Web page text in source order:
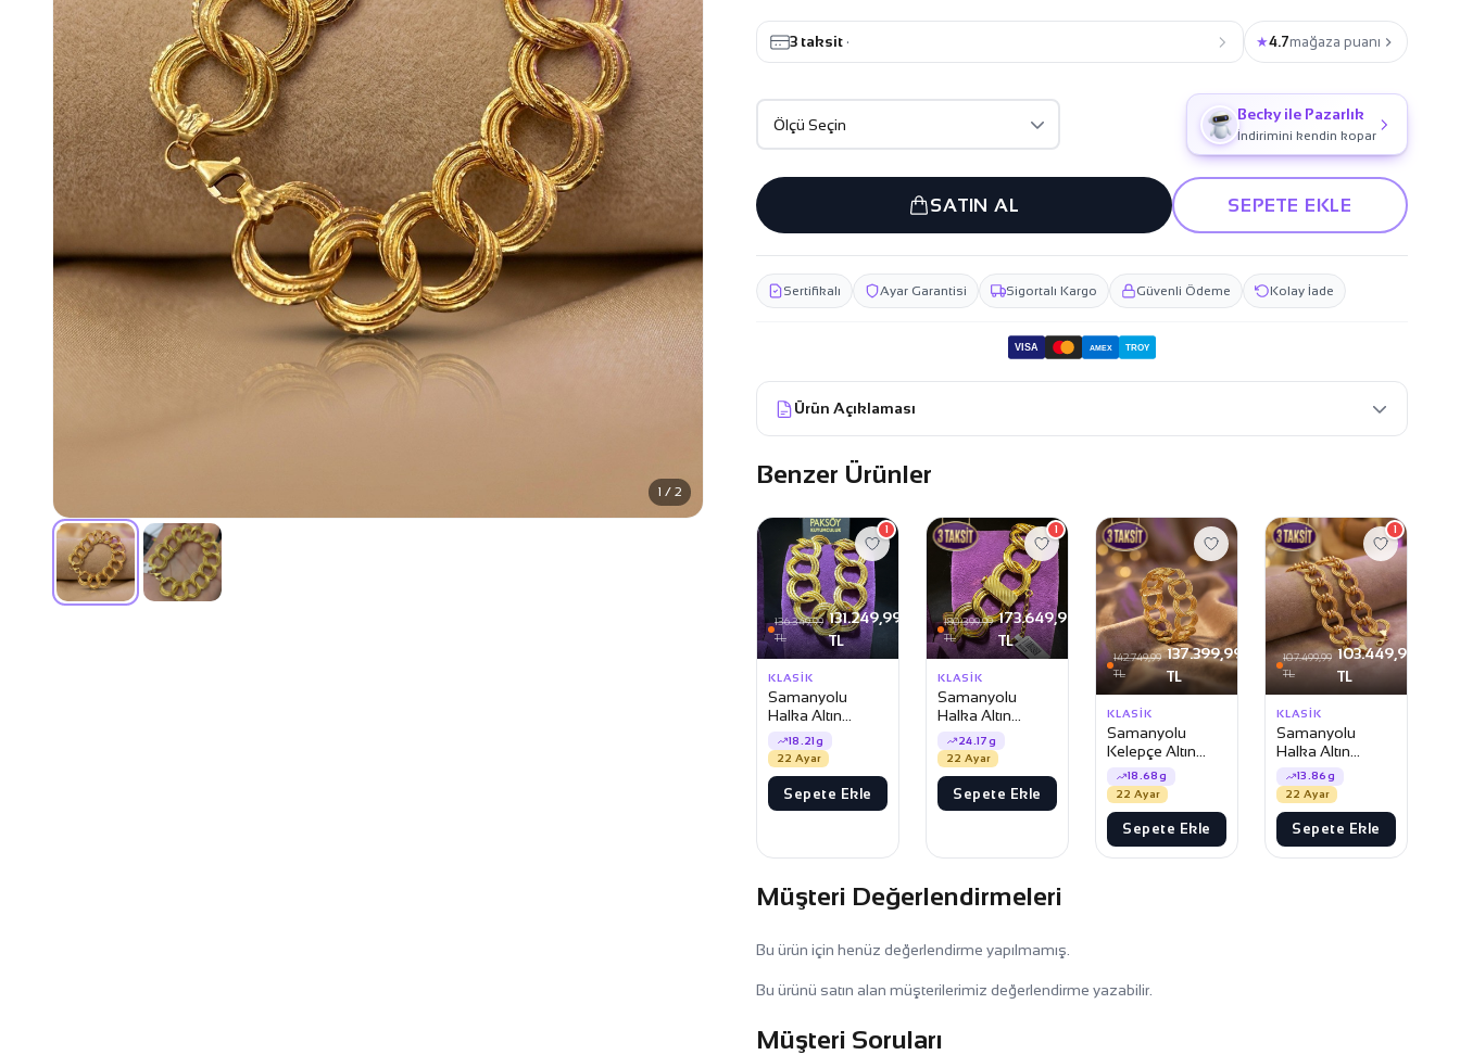
1 / 2
3 taksit · ★4.7mağaza puanı
Becky ile Pazarlık
İndirimini kendin kopar
SATIN AL SEPETE EKLE
Sertifikalı Ayar Garantisi Sigortalı Kargo Güvenli Ödeme Kolay İade
VISA AMEX TROY
Ürün Açıklaması
Benzer Ürünler
136.349,99
TL
131.249,99
TL
1
KLASIK
Samanyolu
Halka Altın
Bileklik
18.21g
22 Ayar
Sepete Ekle
180.399,99
TL
173.649,99
TL
1
KLASIK
Samanyolu
Halka Altın
Bileklik
24.17g
22 Ayar
Sepete Ekle
142.749,99
TL
137.399,99
TL
KLASIK
Samanyolu
Kelepçe Altın
Bileklik
18.68g
22 Ayar
Sepete Ekle
107.499,99
TL
103.449,99
TL
1
KLASIK
Samanyolu
Halka Altın
Bileklik
13.86g
22 Ayar
Sepete Ekle
Müşteri Değerlendirmeleri
Bu ürün için henüz değerlendirme yapılmamış.
Bu ürünü satın alan müşterilerimiz değerlendirme yazabilir.
Müşteri Soruları